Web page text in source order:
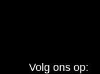
Volg ons op: